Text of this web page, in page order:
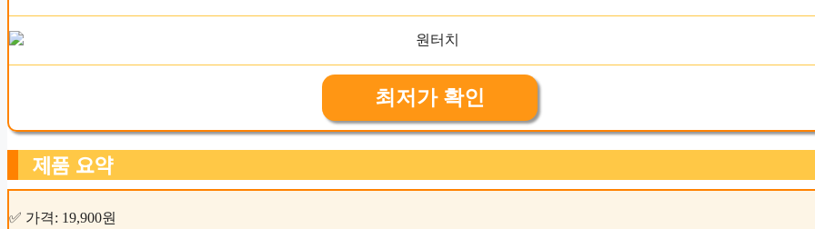
최저가 확인
제품 요약
✅ 가격: 19,900원